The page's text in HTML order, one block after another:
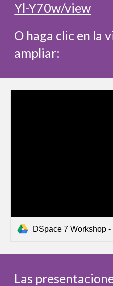
Yl-Y70w/view
O haga clic en la
ampliar:
DSpace 7 Workshop
Las